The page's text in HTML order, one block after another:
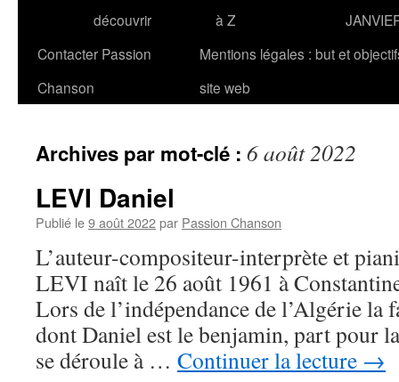
découvrir
à Z
Contacter Passion
Chanson
Mentions légales : but et
site web
Archives par mot-clé : 6 août 2022
LEVI Daniel
Publié le9 août 2022par Passion Chanson
L’auteur-compositeur-interprète et
LEVI naît le 26 août 1961 à
Lors de l’indépendance de l’Algérie la
dont Daniel est le benjamin, part pour
se déroule à … Continuer la lecture →